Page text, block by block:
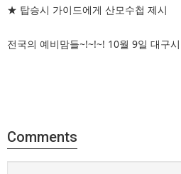
★ 탑승시 가이드에게 산모수첩 제시
전국의 예비맘들~!~!~! 10월 9일 대구
Comments